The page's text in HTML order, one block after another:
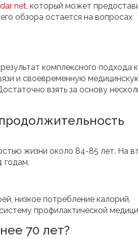
net , который может
обзора остается на вопросах
комплексного подхода к
и своевременную
взять за основу
жизни около 84-85 лет. На
годам.
низкое потребление калорий,
профилактической
70 лет?